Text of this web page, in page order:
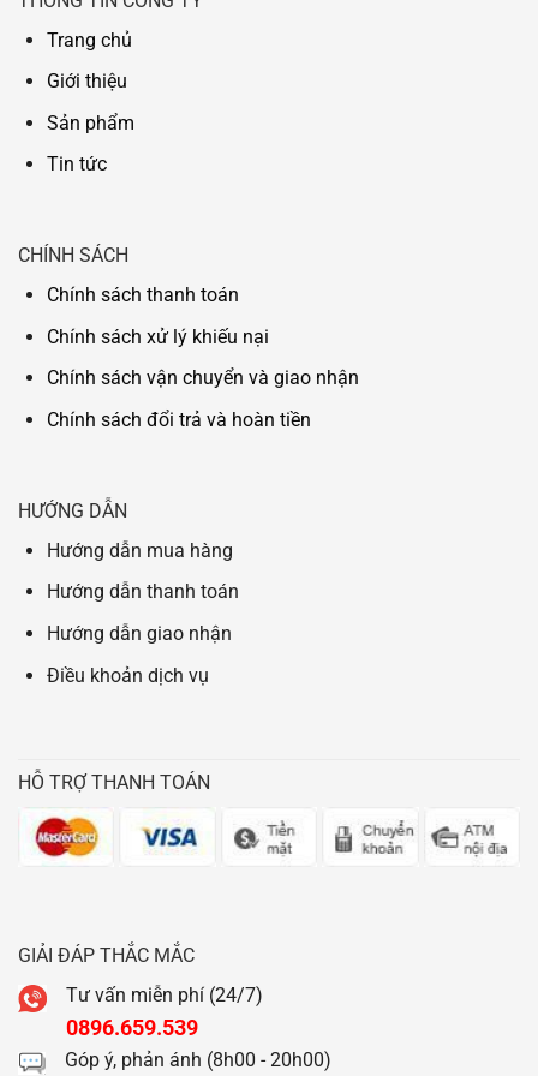
Trang chủ
Giới thiệu
Sản phẩm
Tin tức
CHÍNH SÁCH
Chính sách thanh toán
Chính sách xử lý khiếu nại
Chính sách vận chuyển và giao nhận
Chính sách đổi trả và hoàn tiền
HƯỚNG DẪN
Hướng dẫn mua hàng
Hướng dẫn thanh toán
Hướng dẫn giao nhận
Điều khoản dịch vụ
HỖ TRỢ THANH TOÁN
GIẢI ĐÁP THẮC MẮC
Tư vấn miễn phí (24/7)
0896.659.539
Góp ý, phản ánh (8h00 - 20h00)